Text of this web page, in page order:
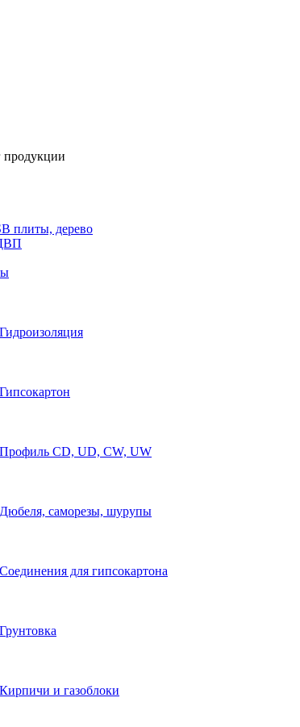
продукции
плиты, дерево
Гидроизоляция
Гипсокартон
Профиль CD, UD, CW, UW
Дюбеля, саморезы, шурупы
Соединения для гипcокартона
Грунтовка
Кирпичи и газоблоки